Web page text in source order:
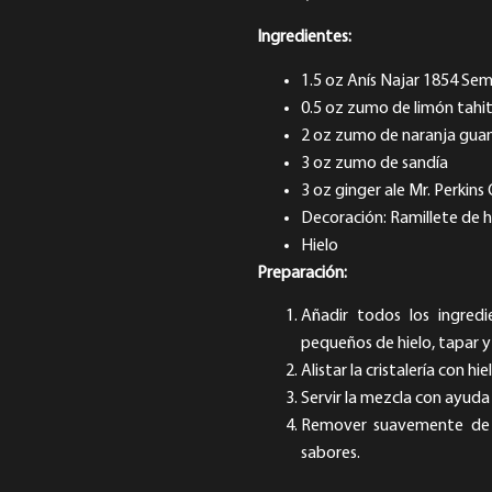
Ingredientes:
1.5 oz Anís Najar 1854
0.5 oz zumo de limón
2 oz zumo de naranja
3 oz zumo de sandía
3 oz ginger ale Mr. Perkins
Decoración: Ramillete de
Hielo
Preparación:
Añadir todos los
pequeños de hielo, tapar
Alistar la cristalería con
Servir la mezcla con
Remover suavemente
sabores.